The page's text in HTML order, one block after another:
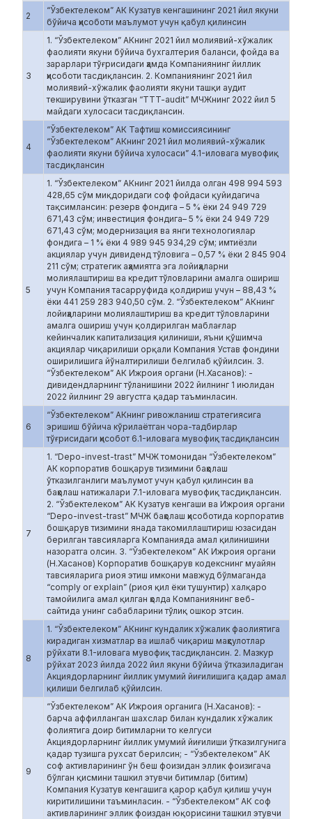
2
“Ўзбектелеком” АК Кузатув кенгашининг 2021 йил якуни
бўйича ҳисоботи маълумот учун қабул қилинсин
3
1. “Ўзбектелеком” АКнинг 2021 йил молиявий-хўжалик
фаолияти якуни бўйича бухгалтерия баланси, фойда ва
зарарлари тўғрисидаги ҳамда Компаниянинг йиллик
ҳисоботи тасдиқлансин. 2. Компаниянинг 2021 йил
молиявий-хўжалик фаолияти якуни ташқи аудит
текширувини ўтказган “TTT-audit” МЧЖнинг 2022 йил 5
майдаги хулосаси тасдиқлансин.
4
“Ўзбектелеком” АК Тафтиш комиссиясининг
“Ўзбектелеком” АКнинг 2021 йил молиявий-хўжалик
фаолияти якуни бўйича хулосаси” 4.1-иловага мувофиқ
тасдиқлансин
5
1. “Ўзбектелеком” АКнинг 2021 йилда олган 498 994 593
428,65 сўм миқдоридаги соф фойдаси қуйидагича
тақсимлансин: резерв фондига – 5 % ёки 24 949 729
671,43 сўм; инвестиция фондига– 5 % ёки 24 949 729
671,43 сўм; модернизация ва янги технологиялар
фондига – 1 % ёки 4 989 945 934,29 сўм; имтиёзли
акциялар учун дивиденд тўловига – 0,57 % ёки 2 845 904
211 сўм; стратегик аҳамиятга эга лойиҳаларни
молиялаштириш ва кредит тўловларини амалга ошириш
учун Компания тасарруфида қолдириш учун – 88,43 %
ёки 441 259 283 940,50 сўм. 2. “Ўзбектелеком” АКнинг
лойиҳаларини молиялаштириш ва кредит тўловларини
амалга ошириш учун қолдирилган маблағлар
кейинчалик капитализация қилиниши, яъни қўшимча
акциялар чиқарилиши орқали Компания Устав фондини
оширилишига йўналтирилиши белгилаб қўйилсин. 3.
“Ўзбектелеком” АК Ижроия органи (Н.Хасанов): -
дивидендларнинг тўланишини 2022 йилнинг 1 июлидан
2022 йилнинг 29 августга қадар таъминласин.
6
“Ўзбектелеком” АКнинг ривожланиш стратегиясига
эришиш бўйича кўрилаётган чора-тадбирлар
тўғрисидаги ҳисобот 6.1-иловага мувофиқ тасдиқлансин
7
1. “Depo-invest-trast” МЧЖ томонидан “Ўзбектелеком”
АК корпоратив бошқарув тизимини баҳолаш
ўтказилганлиги маълумот учун қабул қилинсин ва
баҳолаш натижалари 7.1-иловага мувофиқ тасдиқлансин.
2. “Ўзбектелеком” АК Кузатув кенгаши ва Ижроия органи
“Depo-invest-trast” МЧЖ баҳолаш ҳисоботида корпоратив
бошқарув тизимини янада такомиллаштириш юзасидан
берилган тавсияларга Компанияда амал қилинишини
назоратга олсин. 3. “Ўзбектелеком” АК Ижроия органи
(Н.Хасанов) Корпоратив бошқарув кодекснинг муайян
тавсияларига риоя этиш имкони мавжуд бўлмаганда
“comply or explain” (риоя қил ёки тушунтир) халқаро
тамойилига амал қилган ҳолда Компаниянинг веб-
сайтида унинг сабабларини тўлиқ ошкор этсин.
8
1. “Ўзбектелеком” АКнинг кундалик хўжалик фаолиятига
кирадиган хизматлар ва ишлаб чиқариш маҳсулотлар
рўйхати 8.1-иловага мувофиқ тасдиқлансин. 2. Мазкур
рўйхат 2023 йилда 2022 йил якуни бўйича ўтказиладиган
Акциядорларнинг йиллик умумий йиғилишига қадар амал
қилиши белгилаб қўйилсин.
9
“Ўзбектелеком” АК Ижроия органига (Н.Хасанов): -
барча аффилланган шахслар билан кундалик хўжалик
фолиятига доир битимларни то келгуси
Акциядорларнинг йиллик умумий йиғилиши ўтказилгунига
қадар тузишга рухсат берилсин; - “Ўзбектелеком” АК
соф активларининг ўн беш фоизидан эллик фоизигача
бўлган қисмини ташкил этувчи битимлар (битим)
Компания Кузатув кенгашига қарор қабул қилиш учун
киритилишини таъминласин. - “Ўзбектелеком” АК соф
активларининг эллик фоиздан юқорисини ташкил этувчи